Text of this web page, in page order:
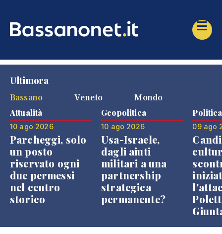
Ultimora
Bassano
Veneto Mondo
Attualità
10 ago 2026
Parcheggi, solo
un posto
riservato ogni
due permessi
nel centro
storico
Geopolitica
10 ago 2026
Usa-Israele,
dagli aiuti
militari a una
partnership
strategica
permanente?
Politica
09 ago